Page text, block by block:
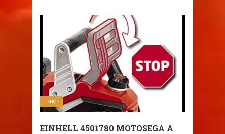
SHOP
EINHELL 4501780 MOTOSEGA A